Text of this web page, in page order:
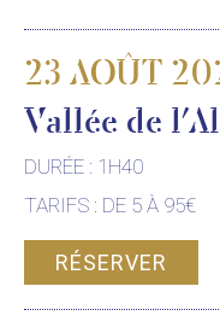
23 AOÛT
Vallée de
DURÉE : 1H40
TARIFS : DE 5 À 95€
RÉSERVER